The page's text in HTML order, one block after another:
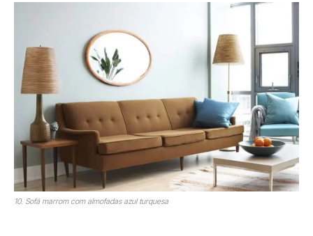
10. Sofá marrom com almofadas azul turquesa